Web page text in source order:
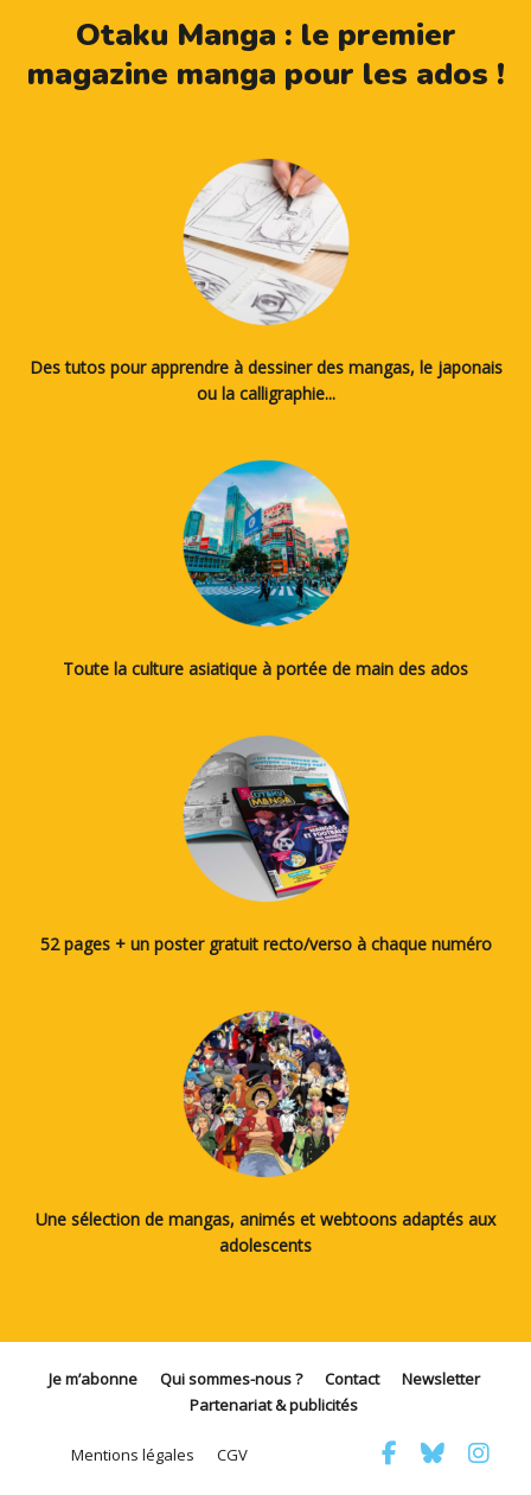
Otaku Manga : le premier
magazine manga pour les ados !
Des tutos pour apprendre à dessiner des mangas, le japonais
ou la calligraphie...
Toute la culture asiatique à portée de main des ados
52 pages + un poster gratuit recto/verso à chaque numéro
Une sélection de mangas, animés et webtoons adaptés aux
adolescents
Je m’abonne Qui sommes-nous ? Contact
Newsletter
Partenariat & publicités
Mentions légales CGV